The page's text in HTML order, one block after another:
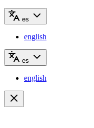
es
english
es
english